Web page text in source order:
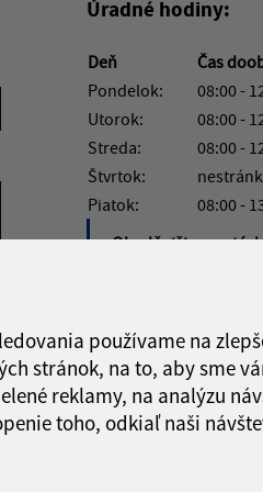
používame na
stránok, na to, aby sme
reklamy, na analýzu
toho, odkiaľ naši
Úradné hodiny:
Deň Čas
Pondelok:
08:00 -
Utorok:
08:00 -
Streda:
08:00 -
Štvrtok:
Piatok:
08:00 -
Obedňajšia